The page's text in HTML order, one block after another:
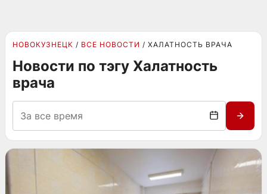
НОВОКУЗНЕЦК ВСЕ НОВОСТИ ХАЛАТНОСТЬ ВРАЧА
Новости по тэгу Халатность
врача